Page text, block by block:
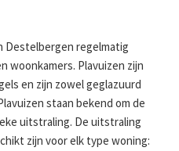
Destelbergen regelmatig
woonkamers. Plavuizen zijn
en zijn zowel geglazuurd
staan bekend om de
uitstraling. De uitstraling
zijn voor elk type woning: